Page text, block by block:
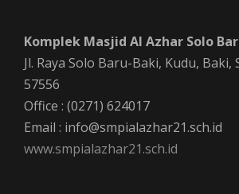
Komplek Masjid Al Azhar Solo
Jl. Raya Solo Baru-Baki, Kudu, Baki,
57556
Office : (0271) 624017
Email : info@smpialazhar21.sch.id
www.smpialazhar21.sch.id